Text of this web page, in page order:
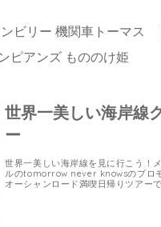
ビリー 機関車トーマス
ピアンズ もののけ姫
世界一美しい海岸線
ー
世界一美しい海岸線を見に行こう！
ルのtomorrow never knowsのプロ
オーシャンロード満喫日帰りツアーで